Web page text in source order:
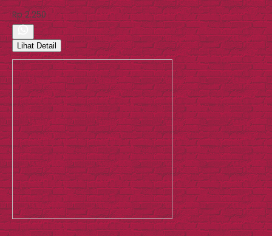
Rp 2.250
Lihat Detail